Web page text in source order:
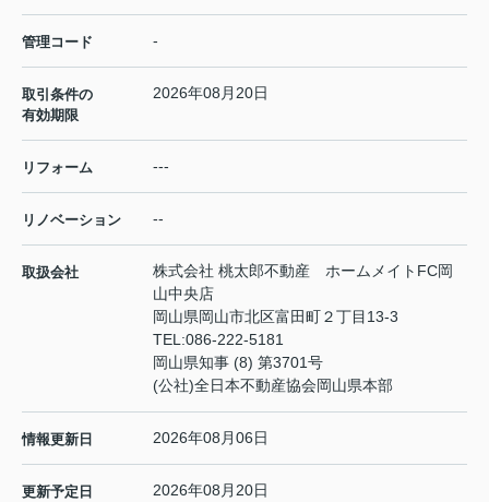
管理コード -
取引条件の
有効期限
2026年08月20日
リフォーム ---
リノベーション --
取扱会社
株式会社 桃太郎不動産 ホームメイトFC岡
山中央店
岡山県岡山市北区富田町２丁目13-3
TEL:086-222-5181
岡山県知事 (8) 第3701号
(公社)全日本不動産協会岡山県本部
情報更新日 2026年08月06日
更新予定日 2026年08月20日